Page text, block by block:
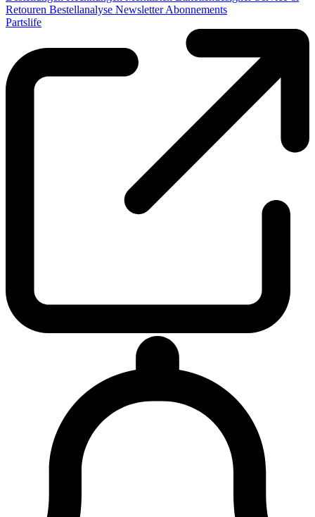
Retouren Bestellanalyse NewsletterAbonnements
Partslife